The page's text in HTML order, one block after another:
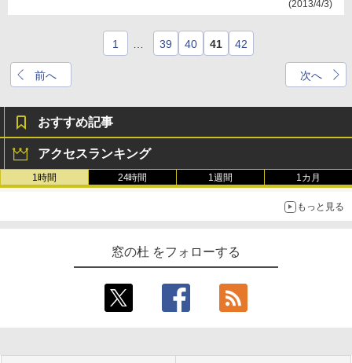
(2013/4/3)
前へ
1 39 40 41 42
次へ
おすすめ記事
アクセスランキング
1時間 24時間 1週間 1カ月
もっと見る
窓の杜 をフォローする